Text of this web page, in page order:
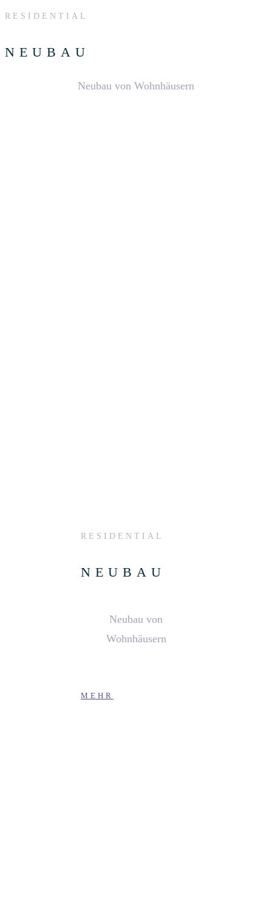
RESIDENTIAL
NEUBAU
Neubau von Wohnhäusern
RESIDENTIAL
NEUBAU
Neubau von
Wohnhäusern
MEHR